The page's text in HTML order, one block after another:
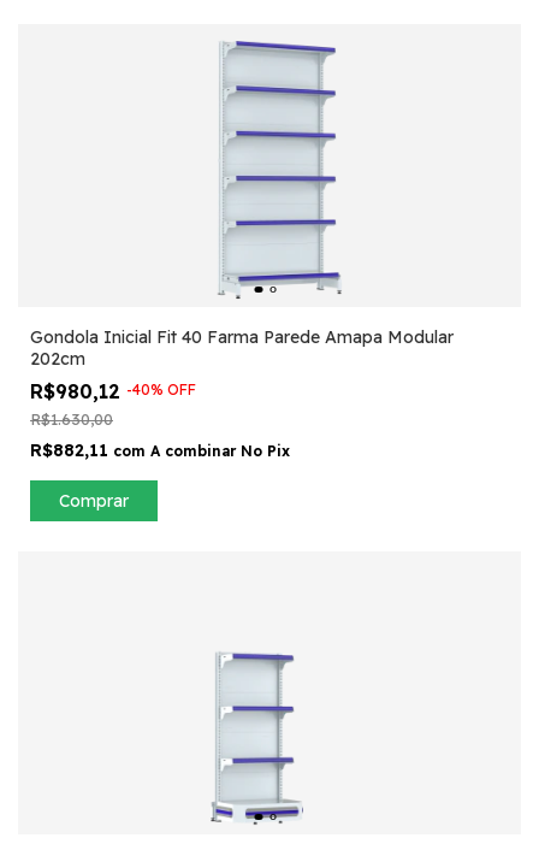
Gondola Inicial Fit 40 Farma Parede Amapa Modular
202cm
R$980,12 -40% OFF
R$1.630,00
R$882,11 com A combinar No Pix
Comprar